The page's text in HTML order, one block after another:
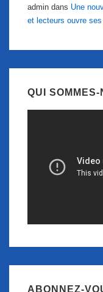
admin dans Une
et lecteurs ouvre ses
QUI SOMMES-
ABONNEZ-